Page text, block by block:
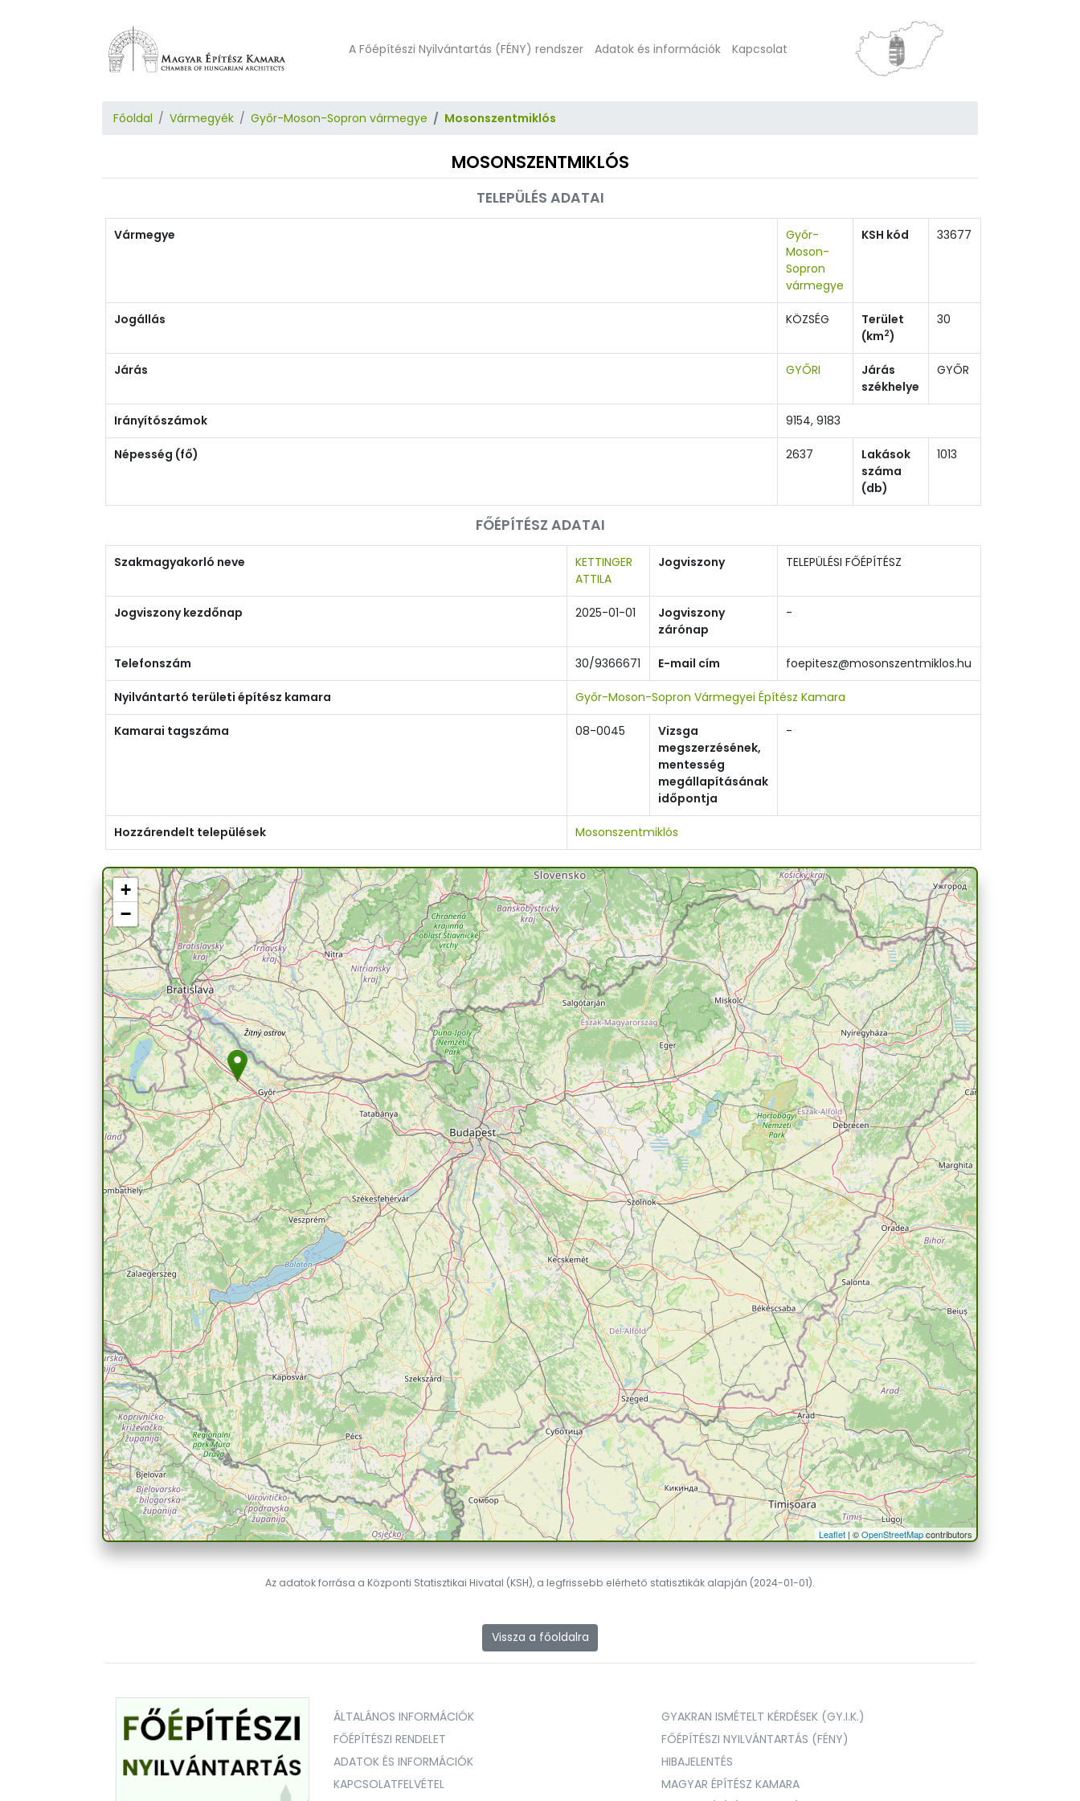
A Főépítészi Nyilvántartás (FÉNY) rendszer Adatok és információk Kapcsolat
Főoldal Vármegyék Győr-Moson-Sopron vármegye Mosonszentmiklós
MOSONSZENTMIKLÓS
TELEPÜLÉS ADATAI
Vármegye
Győr-
Moson-
Sopron
vármegye
KSH kód 33677
Jogállás KÖZSÉG
Terület
(km2)
30
Járás GYŐRI
Járás
székhelye
GYŐR
Irányítószámok 9154, 9183
Népesség (fő) 2637
Lakások
száma
(db)
1013
FŐÉPÍTÉSZ ADATAI
Szakmagyakorló neve
KETTINGER
ATTILA
Jogviszony TELEPÜLÉSI FŐÉPÍTÉSZ
Jogviszony kezdőnap 2025-01-01
Jogviszony
zárónap
-
Telefonszám 30/9366671 E-mail cím foepitesz@mosonszentmiklos.hu
Nyilvántartó területi építész kamara Győr-Moson-Sopron Vármegyei Építész Kamara
Kamarai tagszáma 08-0045
Vizsga
megszerzésének,
mentesség
megállapításának
időpontja
-
Hozzárendelt települések Mosonszentmiklós
+
−
Leaflet | ©OpenStreetMapcontributors
Az adatok forrása a Központi Statisztikai Hivatal (KSH), a legfrissebb elérhető statisztikák alapján (2024-01-01).
Vissza a főoldalra
ÁLTALÁNOS INFORMÁCIÓK
GYAKRAN ISMÉTELT KÉRDÉSEK (GY.I.K.)
FŐÉPÍTÉSZI RENDELET
FŐÉPÍTÉSZI NYILVÁNTARTÁS (FÉNY)
ADATOK ÉS INFORMÁCIÓK
HIBAJELENTÉS
KAPCSOLATFELVÉTEL
MAGYAR ÉPÍTÉSZ KAMARA